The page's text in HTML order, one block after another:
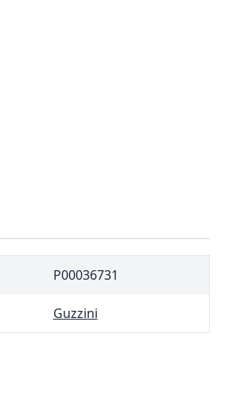
P00036731
Guzzini